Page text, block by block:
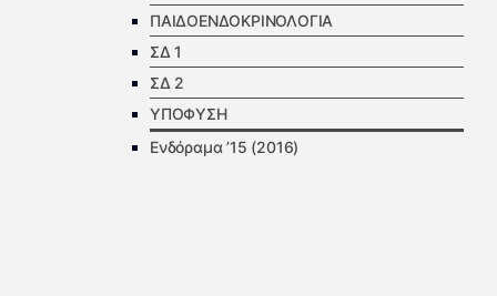
ΠΑΙΔΟΕΝΔΟΚΡΙΝΟΛΟΓΙΑ
ΣΔ 1
ΣΔ 2
ΥΠΟΦΥΣΗ
Ενδόραμα ’15 (2016)